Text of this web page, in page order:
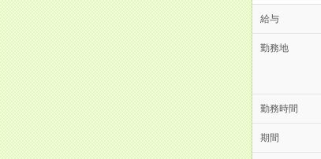
給与
勤務地
勤務時間
期間